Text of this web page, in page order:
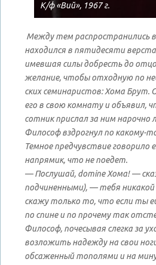
К/ф «Вий», 1967 г.
Между тем распространились
находился в пятидесяти
имевшая силы добресть до
желание, чтобы отходную по
ских семинаристов: Хома Брут.
его в свою комнату и объявил,
сотник прислал за ним нарочно
Философ вздрогнул по какому-
Темное предчувствие
напрямик, что не поедет.
— Послушай, domine Хома! —
подчиненными), — тебя
скажу только то, что если ты
по спине и по прочему так
Философ, почесывая слегка за
возложить надежду на свои
обсаженный тополями и на